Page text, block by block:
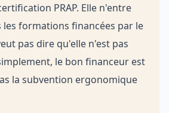
PRAP. Elle n'entre
les formations financées par le
pas dire qu'elle n'est pas
le bon financeur est
la subvention ergonomique